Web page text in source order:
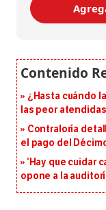
¿Hasta cuándo
las peor
Contraloría
el pago del
‘Hay que cuidar
opone a la